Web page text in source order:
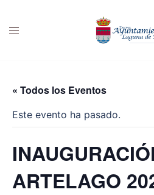
« Todos los Eventos
Este evento ha pasado.
ARTELAGO